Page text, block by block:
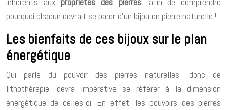
pourquoi chacun devrait se parer d’un bijou en pierre naturelle !
Les bienfaits de ces bijoux sur le plan
énergétique
Qui parle du pouvoir des pierres naturelles, donc de
lithothérapie, devra impérative se référer à la dimension
énergétique de celles-ci. En effet, les pouvoirs des pierres